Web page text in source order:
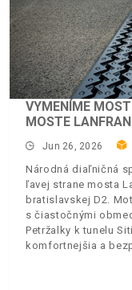
VYMENÍME
MOSTE
Jun 26, 2026
Národná diaľničná
ľavej strane mosta
bratislavskej D2.
s čiastočnými
Petržalky k tunelu
komfortnejšia a